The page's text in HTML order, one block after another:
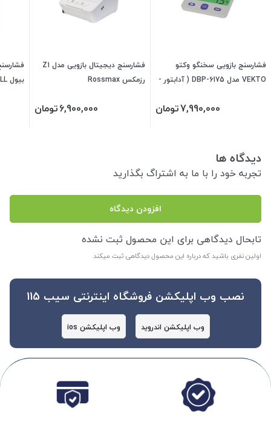
فشارسنج بازویی سخنگو وکتو
VEKTO مدل DBP-6175 ( آدابتور -
7,990,000تومان
فشارسنج دیجیتال بازویی مدل Z1
رزمکس Rossmax
6,900,000تومان
بیول B.WELL مدل PRO-30
دیدگاه ها
تجربه خود را با ما به اشتراگ بگذارید
افزودن دیدگاه
تابحال دیدگاهی برای این محصول ثبت نشده
اولین نفری باشید که درباره این محصول دیدگاهی ثبت میکند
نصب وب اپلیکشن فروشگاه اینترنتی سیب 115
وب اپلیکشن اندروید وب اپلیکشن ios